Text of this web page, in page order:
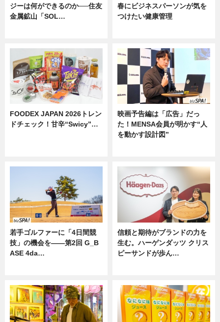
ジーは何ができるのか──住友
金属鉱山「SOL…
春にビジネスパーソンが気を
つけたい健康管理
FOODEX JAPAN 2026トレン
ドチェック！甘辛“Swicy”…
映画予告編は「広告」だっ
た！MENSA会員が明かす“人
を動かす設計図”
若手ゴルファーに「4日間競
技」の機会を——第2回 G_B
ASE 4da…
信頼と期待がブランドの力を
生む。ハーゲンダッツ クリス
ピーサンドが歩ん…